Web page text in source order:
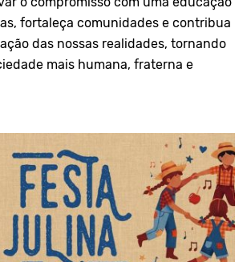
fortaleça comunidades e contribua
das nossas realidades, tornando
mais humana, fraterna e